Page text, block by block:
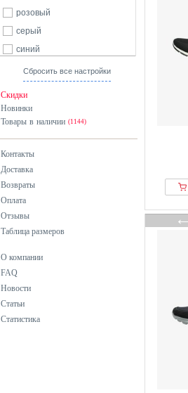
розовый
серый
синий
черный
Сбросить все настройки
Скидки
Новинки
Товары в наличии (1144)
Контакты
Доставка
Возвраты
Оплата
Отзывы
Таблица размеров
О компании
FAQ
Новости
Статьи
Статистика